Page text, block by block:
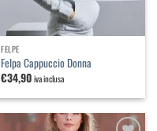
FELPE
Felpa Cappuccio Donna
€34,90iva inclusa